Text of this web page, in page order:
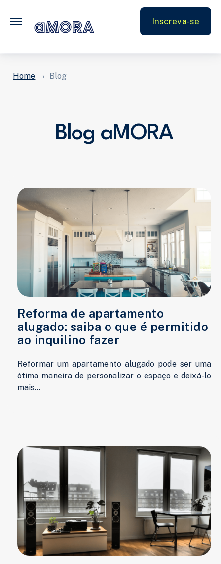
Inscreva-se
Parceiros
Home Blog
Blog aMORA
Reforma de apartamento
alugado: saiba o que é permitido
ao inquilino fazer
Reformar um apartamento alugado pode ser uma
ótima maneira de personalizar o espaço e deixá-lo
mais...